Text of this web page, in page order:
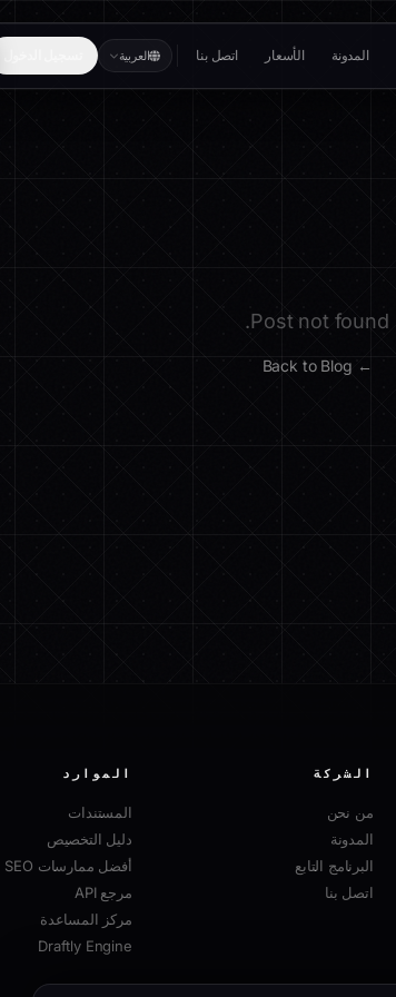
المدونة الأسعار اتصل بنا العربية
Post not found.
← Back to Blog
الشركة
من نحن
المدونة
البرنامج التابع
اتصل بنا
الموارد
المستندات
دليل التخصيص
أفضل ممارسات SEO
مرجع API
مركز المساعدة
Draftly Engine